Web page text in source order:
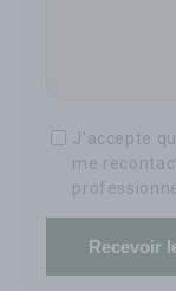
J’accepte
me
Recevoir